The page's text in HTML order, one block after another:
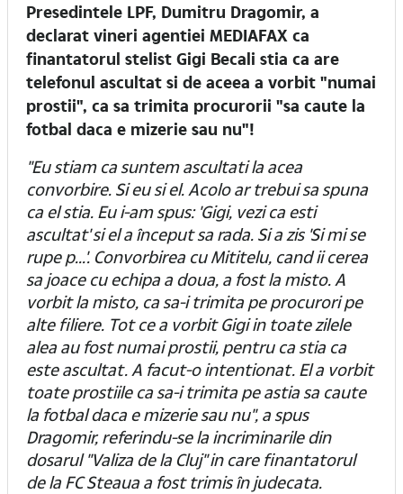
Presedintele LPF, Dumitru Dragomir, a
declarat vineri agentiei MEDIAFAX ca
finantatorul stelist Gigi Becali stia ca are
telefonul ascultat si de aceea a vorbit "numai
prostii", ca sa trimita procurorii "sa caute la
fotbal daca e mizerie sau nu"!
"Eu stiam ca suntem ascultati la acea
convorbire. Si eu si el. Acolo ar trebui sa spuna
ca el stia. Eu i-am spus: 'Gigi, vezi ca esti
ascultat' si el a început sa rada. Si a zis 'Si mi se
rupe p...'. Convorbirea cu Mititelu, cand ii cerea
sa joace cu echipa a doua, a fost la misto. A
vorbit la misto, ca sa-i trimita pe procurori pe
alte filiere. Tot ce a vorbit Gigi in toate zilele
alea au fost numai prostii, pentru ca stia ca
este ascultat. A facut-o intentionat. El a vorbit
toate prostiile ca sa-i trimita pe astia sa caute
la fotbal daca e mizerie sau nu", a spus
Dragomir, referindu-se la incriminarile din
dosarul "Valiza de la Cluj" in care finantatorul
de la FC Steaua a fost trimis în judecata.